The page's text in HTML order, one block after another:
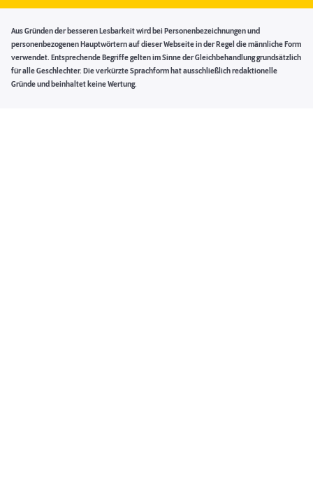
Aus Gründen der besseren Lesbarkeit wird bei Personenbezeichnungen und
personenbezogenen Hauptwörtern auf dieser Webseite in der Regel die männliche Form
verwendet. Entsprechende Begriffe gelten im Sinne der Gleichbehandlung grundsätzlich
für alle Geschlechter. Die verkürzte Sprachform hat ausschließlich redaktionelle
Gründe und beinhaltet keine Wertung.